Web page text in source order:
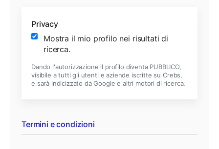
Privacy
Mostra il mio profilo nei risultati di
ricerca.
Dando l'autorizzazione il profilo diventa PUBBLICO,
visibile a tutti gli utenti e aziende iscritte su Crebs,
e sarà indicizzato da Google e altri motori di ricerca.
Termini e condizioni